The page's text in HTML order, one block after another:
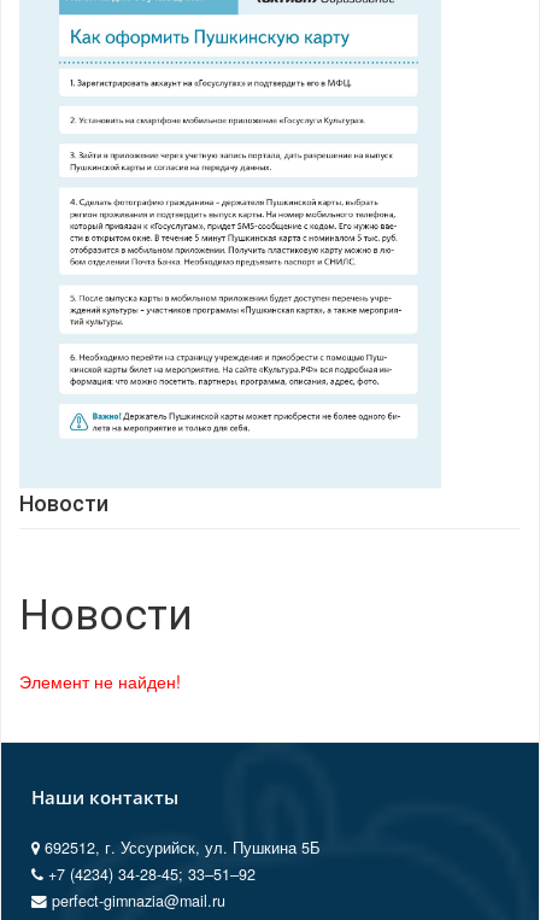
Новости
Новости
Элемент не найден!
Наши контакты
692512, г. Уссурийск, ул. Пушкина 5Б
+7 (4234) 34-28-45; 33‒51‒92
perfect-gimnazia@mail.ru